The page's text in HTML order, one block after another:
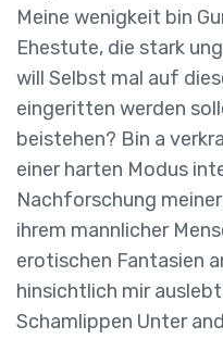
Meine wenigkeit bin
Ehestute, die stark
will Selbst mal auf
eingeritten werden
beistehen? Bin a
einer harten Modus
Nachforschung
ihrem mannlicher
erotischen Fantasien
hinsichtlich mir
Schamlippen Unter